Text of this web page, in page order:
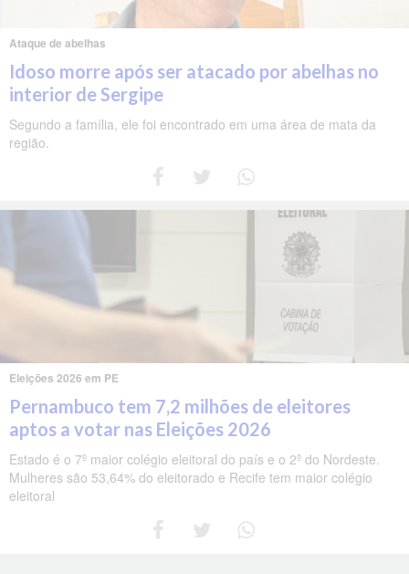
Ataque de abelhas
Idoso morre após ser atacado por abelhas no
interior de Sergipe
Segundo a família, ele foi encontrado em uma área de mata da
região.
Eleições 2026 em PE
Pernambuco tem 7,2 milhões de eleitores
aptos a votar nas Eleições 2026
Estado é o 7º maior colégio eleitoral do país e o 2º do Nordeste.
Mulheres são 53,64% do eleitorado e Recife tem maior colégio
eleitoral